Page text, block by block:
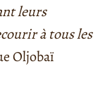
leurs
à tous les
Oljobaï